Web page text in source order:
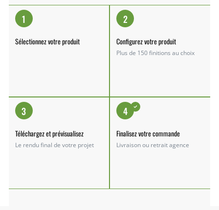
1
Sélectionnez votre produit
2
Configurez votre produit
Plus de 150 finitions au choix
3
Téléchargez et prévisualisez
Le rendu final de votre projet
4
Finalisez votre commande
Livraison ou retrait agence